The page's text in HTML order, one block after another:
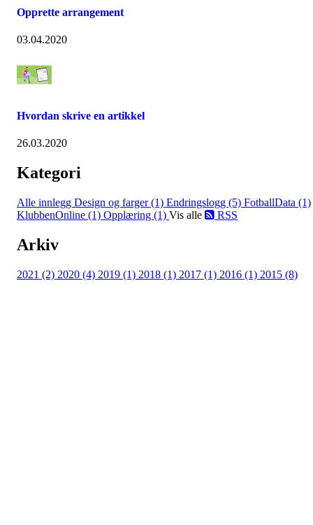
Opprette arrangement
03.04.2020
Hvordan skrive en artikkel
26.03.2020
Kategori
Alle innlegg Design og farger (1) Endringslogg (5) FotballData (1)
KlubbenOnline (1) Opplæring (1) Vis alle RSS
Arkiv
2021 (2) 2020 (4) 2019 (1) 2018 (1) 2017 (1) 2016 (1) 2015 (8)